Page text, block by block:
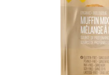
ADD TO CART